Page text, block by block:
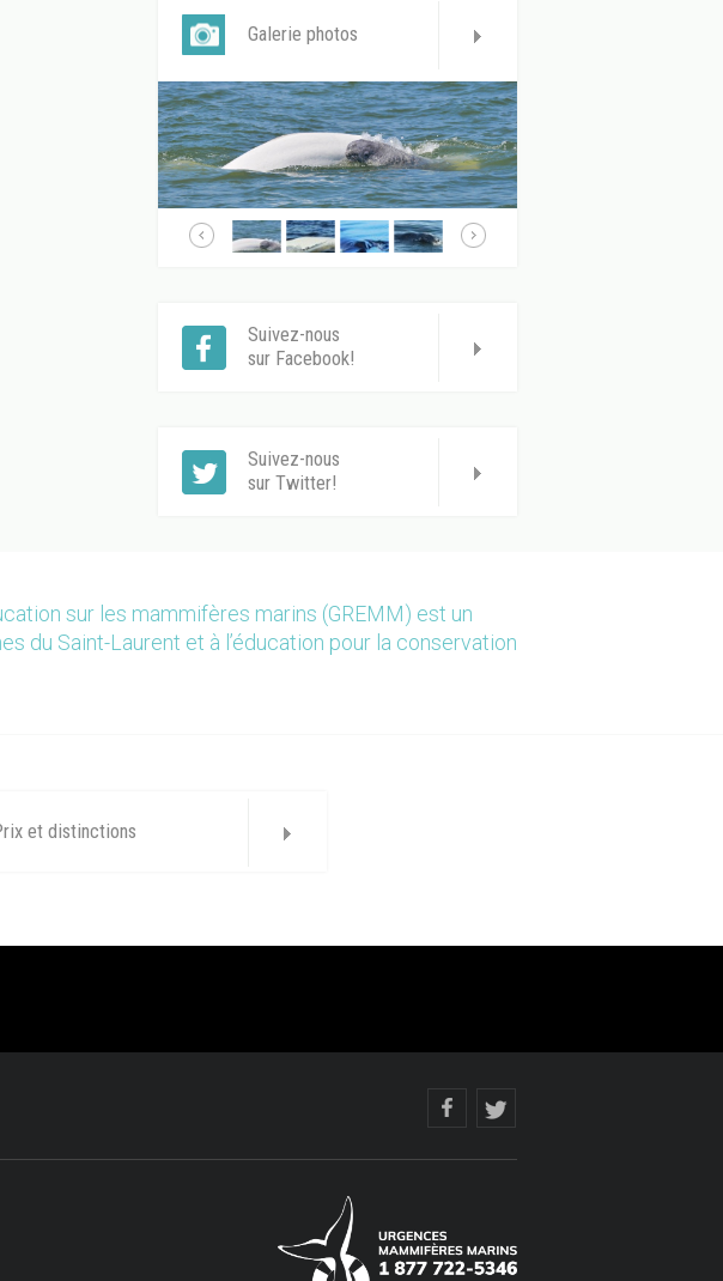
Galerie photos
Suivez-nous
sur Facebook!
Suivez-nous
sur Twitter!
sur les mammifères marins (GREMM) est un
du Saint-Laurent et à l’éducation pour la conservation
et distinctions